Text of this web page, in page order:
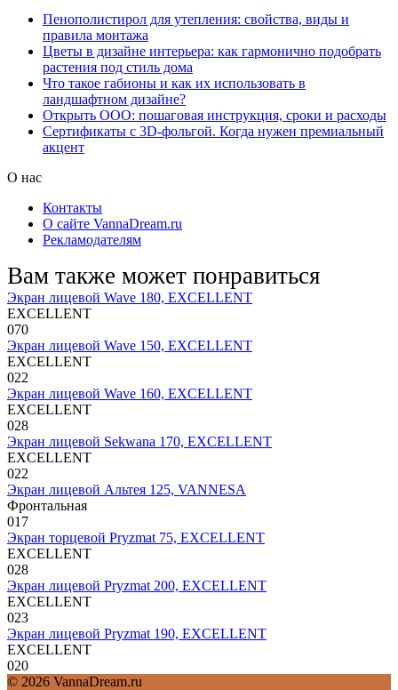
Пенополистирол для утепления: свойства, виды и
правила монтажа
Цветы в дизайне интерьера: как гармонично подобрать
растения под стиль дома
Что такое габионы и как их использовать в
ландшафтном дизайне?
Открыть ООО: пошаговая инструкция, сроки и расходы
Сертификаты с 3D-фольгой. Когда нужен премиальный
акцент
О нас
Контакты
О сайте VannaDream.ru
Рекламодателям
Вам также может понравиться
Экран лицевой Wave 180, EXCELLENT
EXCELLENT
070
Экран лицевой Wave 150, EXCELLENT
EXCELLENT
022
Экран лицевой Wave 160, EXCELLENT
EXCELLENT
028
Экран лицевой Sekwana 170, EXCELLENT
EXCELLENT
022
Экран лицевой Альтея 125, VANNESA
Фронтальная
017
Экран торцевой Pryzmat 75, EXCELLENT
EXCELLENT
028
Экран лицевой Pryzmat 200, EXCELLENT
EXCELLENT
023
Экран лицевой Pryzmat 190, EXCELLENT
EXCELLENT
020
© 2026 VannaDream.ru